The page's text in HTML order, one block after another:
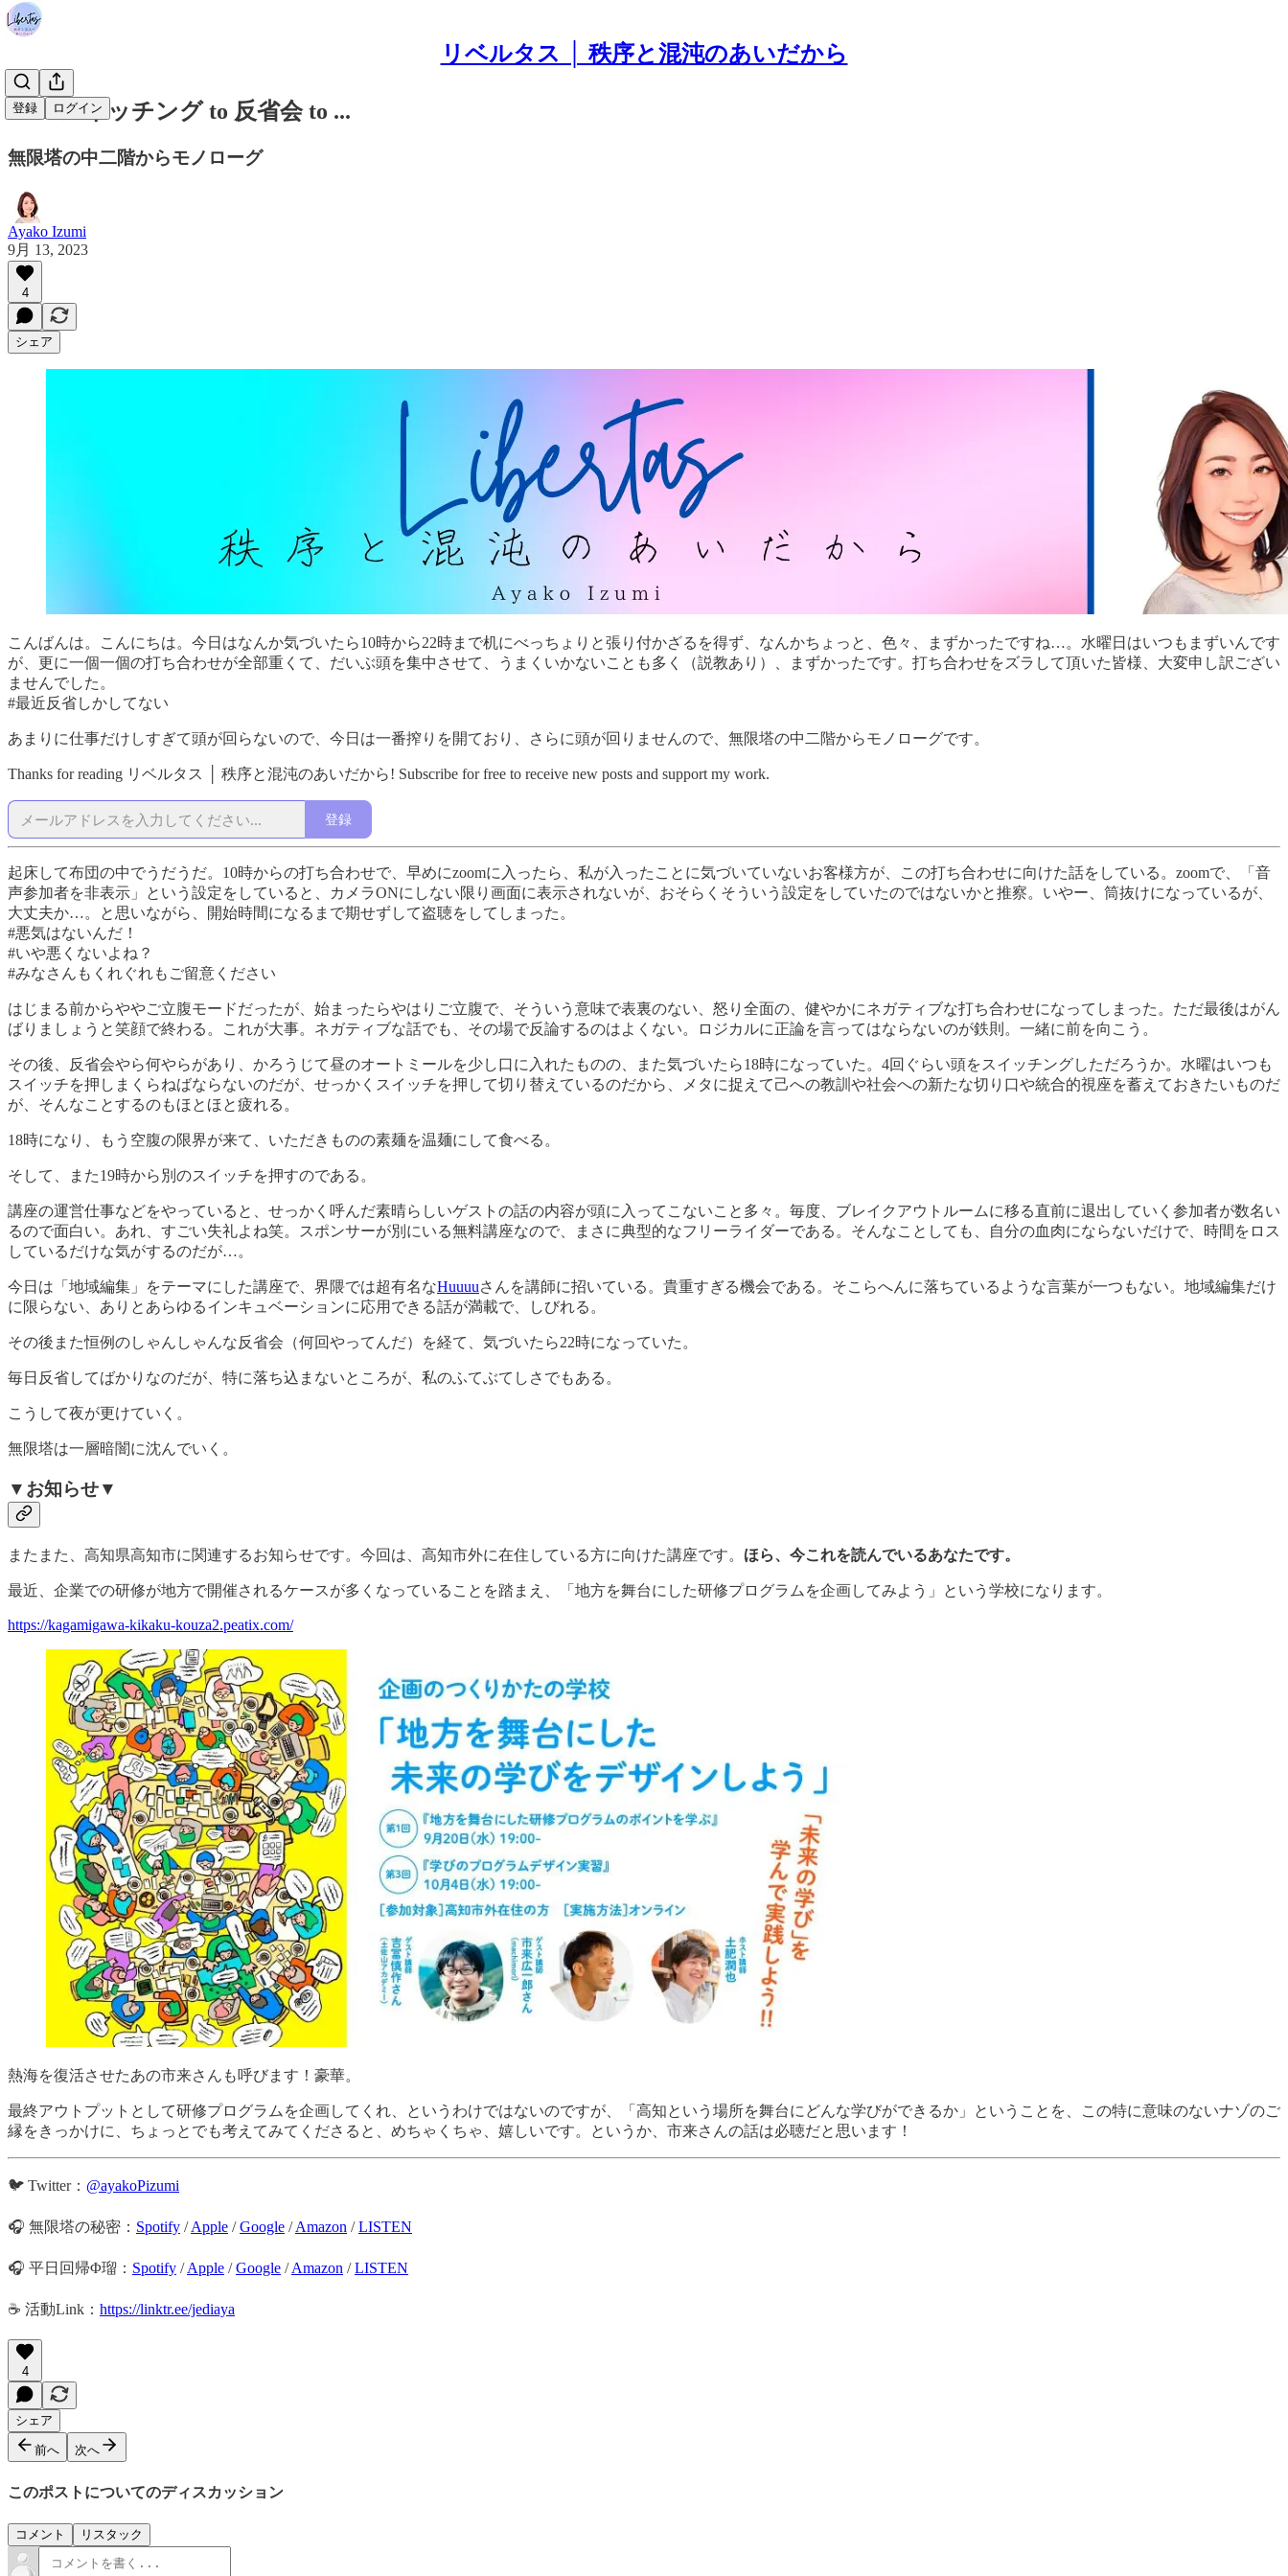
リベルタス │ 秩序と混沌のあいだから
登録 ログイン
#272 スイッチング to 反省会 to ...
無限塔の中二階からモノローグ
Ayako Izumi
9月 13, 2023
4
シェア
こんばんは。こんにちは。今日はなんか気づいたら10時から22時まで机にべっちょりと張り付かざるを得ず、なんかちょっと、色々、まずかったですね…。水曜日はいつもまずいんです
が、更に一個一個の打ち合わせが全部重くて、だいぶ頭を集中させて、うまくいかないことも多く（説教あり）、まずかったです。打ち合わせをズラして頂いた皆様、大変申し訳ござい
ませんでした。
#最近反省しかしてない
あまりに仕事だけしすぎて頭が回らないので、今日は一番搾りを開ており、さらに頭が回りませんので、無限塔の中二階からモノローグです。
Thanks for reading リベルタス │ 秩序と混沌のあいだから! Subscribe for free to receive new posts and support my work.
登録
起床して布団の中でうだうだ。10時からの打ち合わせで、早めにzoomに入ったら、私が入ったことに気づいていないお客様方が、この打ち合わせに向けた話をしている。zoomで、「音
声参加者を非表示」という設定をしていると、カメラONにしない限り画面に表示されないが、おそらくそういう設定をしていたのではないかと推察。いやー、筒抜けになっているが、
大丈夫か…。と思いながら、開始時間になるまで期せずして盗聴をしてしまった。
#悪気はないんだ！
#いや悪くないよね？
#みなさんもくれぐれもご留意ください
はじまる前からややご立腹モードだったが、始まったらやはりご立腹で、そういう意味で表裏のない、怒り全面の、健やかにネガティブな打ち合わせになってしまった。ただ最後はがん
ばりましょうと笑顔で終わる。これが大事。ネガティブな話でも、その場で反論するのはよくない。ロジカルに正論を言ってはならないのが鉄則。一緒に前を向こう。
その後、反省会やら何やらがあり、かろうじて昼のオートミールを少し口に入れたものの、また気づいたら18時になっていた。4回ぐらい頭をスイッチングしただろうか。水曜はいつも
スイッチを押しまくらねばならないのだが、せっかくスイッチを押して切り替えているのだから、メタに捉えて己への教訓や社会への新たな切り口や統合的視座を蓄えておきたいものだ
が、そんなことするのもほとほと疲れる。
18時になり、もう空腹の限界が来て、いただきものの素麺を温麺にして食べる。
そして、また19時から別のスイッチを押すのである。
講座の運営仕事などをやっていると、せっかく呼んだ素晴らしいゲストの話の内容が頭に入ってこないこと多々。毎度、ブレイクアウトルームに移る直前に退出していく参加者が数名い
るので面白い。あれ、すごい失礼よね笑。スポンサーが別にいる無料講座なので、まさに典型的なフリーライダーである。そんなことしても、自分の血肉にならないだけで、時間をロス
しているだけな気がするのだが…。
今日は「地域編集」をテーマにした講座で、界隈では超有名なHuuuuさんを講師に招いている。貴重すぎる機会である。そこらへんに落ちているような言葉が一つもない。地域編集だけ
に限らない、ありとあらゆるインキュベーションに応用できる話が満載で、しびれる。
その後また恒例のしゃんしゃんな反省会（何回やってんだ）を経て、気づいたら22時になっていた。
毎日反省してばかりなのだが、特に落ち込まないところが、私のふてぶてしさでもある。
こうして夜が更けていく。
無限塔は一層暗闇に沈んでいく。
▼お知らせ▼
またまた、高知県高知市に関連するお知らせです。今回は、高知市外に在住している方に向けた講座です。 ほら、今これを読んでいるあなたです。
最近、企業での研修が地方で開催されるケースが多くなっていることを踏まえ、「地方を舞台にした研修プログラムを企画してみよう」という学校になります。
https://kagamigawa-kikaku-kouza2.peatix.com/
熱海を復活させたあの市来さんも呼びます！豪華。
最終アウトプットとして研修プログラムを企画してくれ、というわけではないのですが、「高知という場所を舞台にどんな学びができるか」ということを、この特に意味のないナゾのご
縁をきっかけに、ちょっとでも考えてみてくださると、めちゃくちゃ、嬉しいです。というか、市来さんの話は必聴だと思います！
🐦 Twitter： @ayakoPizumi
🎧 無限塔の秘密： Spotify /Apple /Google /Amazon /LISTEN
🎧 平日回帰Φ瑠： Spotify /Apple /Google /Amazon /LISTEN
☕️ 活動Link： https://linktr.ee/jediaya
4
シェア
前へ 次へ
このポストについてのディスカッション
コメント リスタック